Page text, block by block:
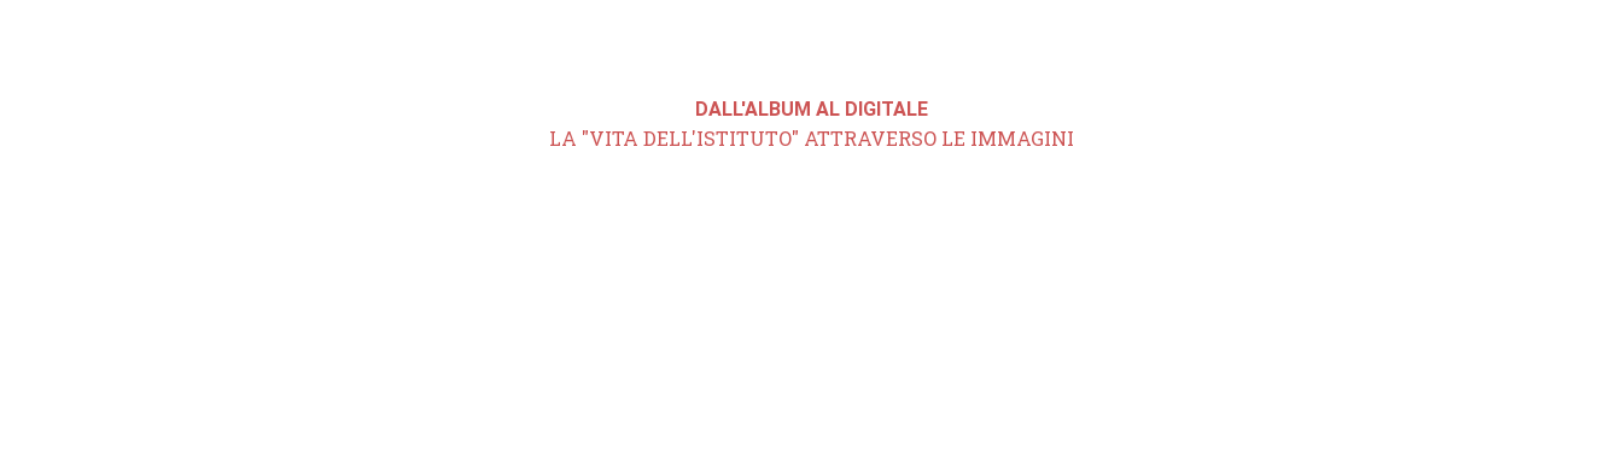
DALL'ALBUM AL DIGITALE
LA "VITA DELL'ISTITUTO" ATTRAVERSO LE IMMAGINI